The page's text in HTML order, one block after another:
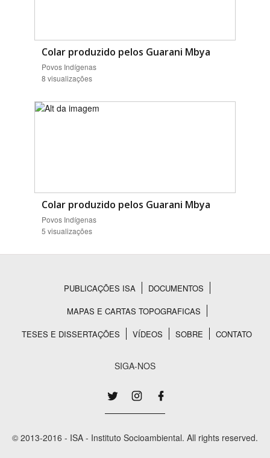
Colar produzido pelos Guarani Mbya
Povos Indígenas
8 visualizações
Colar produzido pelos Guarani Mbya
Povos Indígenas
5 visualizações
Rodapé
PUBLICAÇÕES ISA
DOCUMENTOS
MAPAS E CARTAS TOPOGRAFICAS
TESES E DISSERTAÇÕES
VÍDEOS SOBRE CONTATO
SIGA-NOS
© 2013-2016 - ISA - Instituto Socioambiental. All rights reserved.